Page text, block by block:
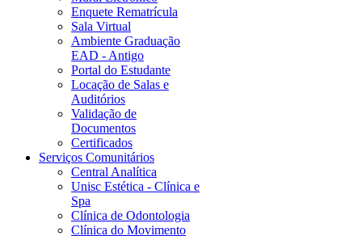
Enquete Rematrícula
Sala Virtual
Ambiente Graduação
EAD - Antigo
Portal do Estudante
Locação de Salas e
Auditórios
Validação de
Documentos
Certificados
Serviços Comunitários
Central Analítica
Unisc Estética - Clínica e
Spa
Clínica de Odontologia
Clínica do Movimento